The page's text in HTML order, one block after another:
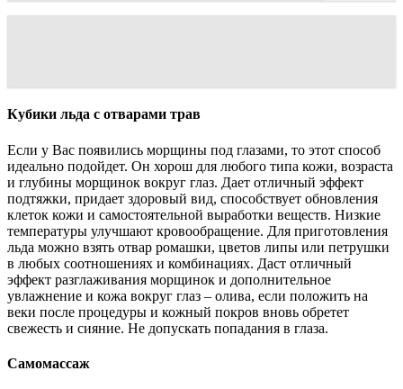
Кубики льда с отварами трав
Если у Вас появились морщины под глазами, то этот способ
идеально подойдет. Он хорош для любого типа кожи, возраста
и глубины морщинок вокруг глаз. Дает отличный эффект
подтяжки, придает здоровый вид, способствует обновления
клеток кожи и самостоятельной выработки веществ. Низкие
температуры улучшают кровообращение. Для приготовления
льда можно взять отвар ромашки, цветов липы или петрушки
в любых соотношениях и комбинациях. Даст отличный
эффект разглаживания морщинок и дополнительное
увлажнение и кожа вокруг глаз – олива, если положить на
веки после процедуры и кожный покров вновь обретет
свежесть и сияние. Не допускать попадания в глаза.
Самомассаж